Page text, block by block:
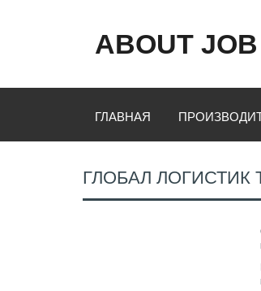
ABOUT JOB
ГЛАВНАЯ
ГЛОБАЛ ЛОГИСТИК